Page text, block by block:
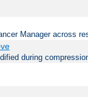
Manager across
during